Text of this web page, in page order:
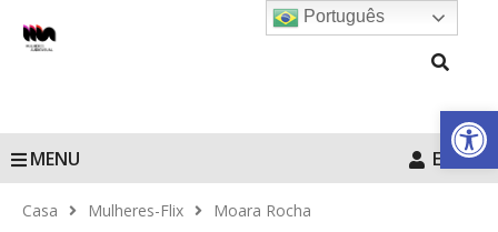
Barra de
MENU Entrar
Casa Mulheres-Flix Moara Rocha
Português